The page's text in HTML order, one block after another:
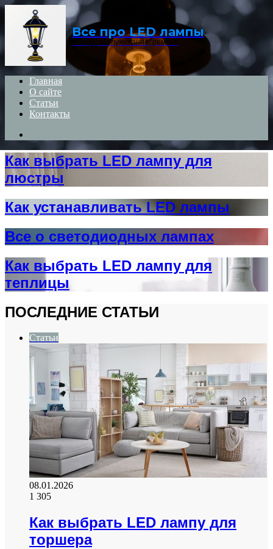
Menu
Все про LED лампы
Выбор, обслуживание, ремонт
Главная
О сайте
Статьи
Контакты
for
Как выбрать LED лампу для
люстры
Как устанавливать LED лампы
Все о светодиодных лампах
Как выбрать LED лампу для
теплицы
ПОСЛЕДНИЕ СТАТЬИ
Статьи
08.01.2026
1 305
Как выбрать LED лампу для
торшера